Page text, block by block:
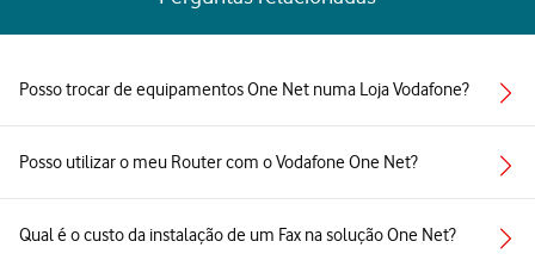
Posso trocar de equipamentos One Net numa Loja Vodafone?
Posso utilizar o meu Router com o Vodafone One Net?
Qual é o custo da instalação de um Fax na solução One Net?